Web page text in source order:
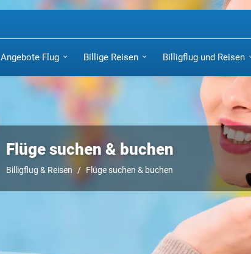
Angebote Flug Billige Reisen Billigflug und Reisen
Flüge suchen & buchen
Billigflug & Reisen Flüge suchen & buchen